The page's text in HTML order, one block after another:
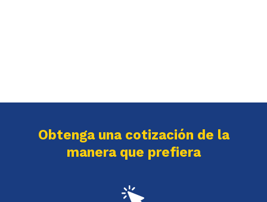
Obtenga una cotización de la
manera que prefiera